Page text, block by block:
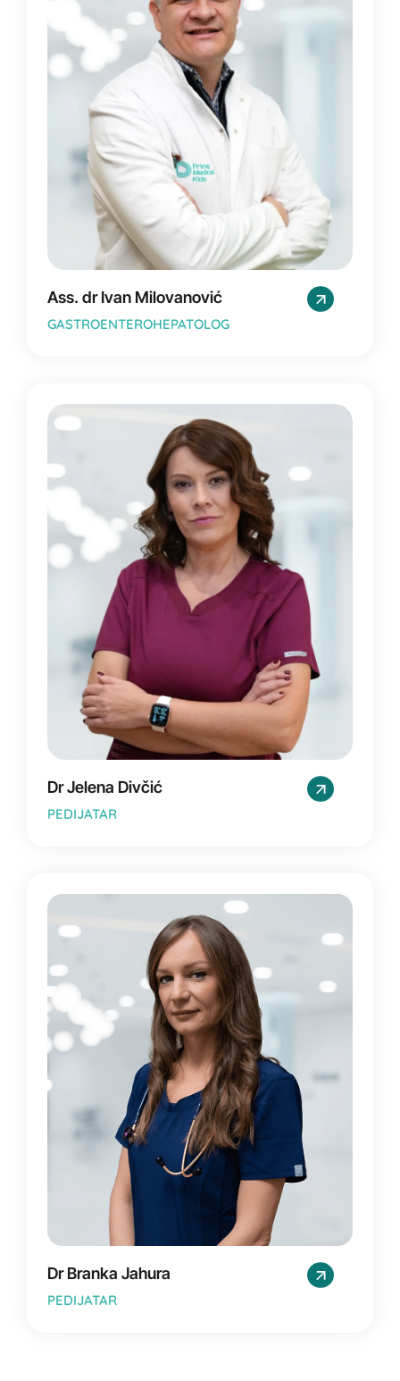
Ass. dr Ivan Milovanović
GASTROENTEROHEPATOLOG
Dr Jelena Divčić
PEDIJATAR
Dr Branka Jahura
PEDIJATAR